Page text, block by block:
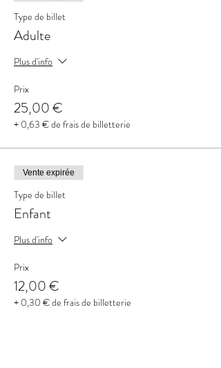
Type de billet
Adulte
Plus d'info
Prix
25,00 €
+ 0,63 € de frais de billetterie
Vente expirée
Type de billet
Enfant
Plus d'info
Prix
12,00 €
+ 0,30 € de frais de billetterie